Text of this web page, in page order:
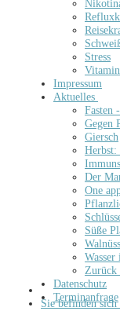
Stress
Impressum
Aktuelles
Fasten
Gegen
Giersch
Der
One
Süße
Wasser
Zurück
Datenschutz
Terminanfrage
Sie befinden sich